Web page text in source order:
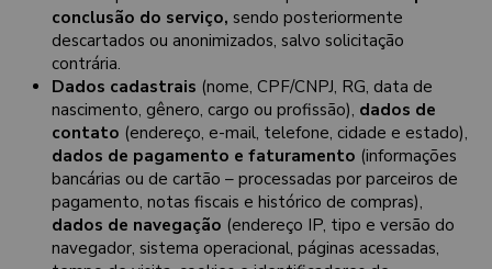
conclusão do serviço, sendo posteriormente
descartados ou anonimizados, salvo solicitação
contrária.
Dados cadastrais (nome, CPF/CNPJ, RG, data de
nascimento, gênero, cargo ou profissão), dados de
contato (endereço, e-mail, telefone, cidade e estado),
dados de pagamento e faturamento (informações
bancárias ou de cartão – processadas por parceiros de
pagamento, notas fiscais e histórico de compras),
dados de navegação (endereço IP, tipo e versão do
navegador, sistema operacional, páginas acessadas,